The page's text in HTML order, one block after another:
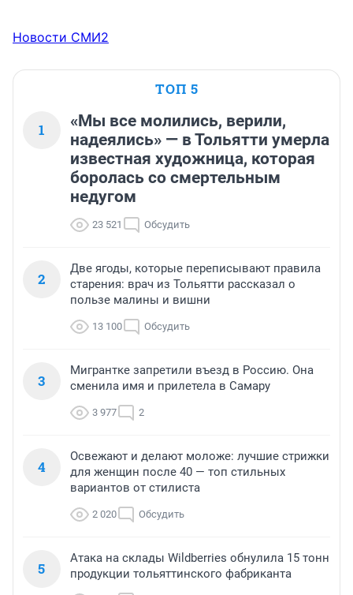
Новости СМИ2
ТОП 5
1
«Мы все молились, верили,
надеялись» — в Тольятти умерла
известная художница, которая
боролась со смертельным
недугом
23 521 Обсудить
2
Две ягоды, которые переписывают правила
старения: врач из Тольятти рассказал о
пользе малины и вишни
13 100 Обсудить
3
Мигрантке запретили въезд в Россию. Она
сменила имя и прилетела в Самару
3 977 2
4
Освежают и делают моложе: лучшие стрижки
для женщин после 40 — топ стильных
вариантов от стилиста
2 020 Обсудить
5
Атака на склады Wildberries обнулила 15 тонн
продукции тольяттинского фабриканта